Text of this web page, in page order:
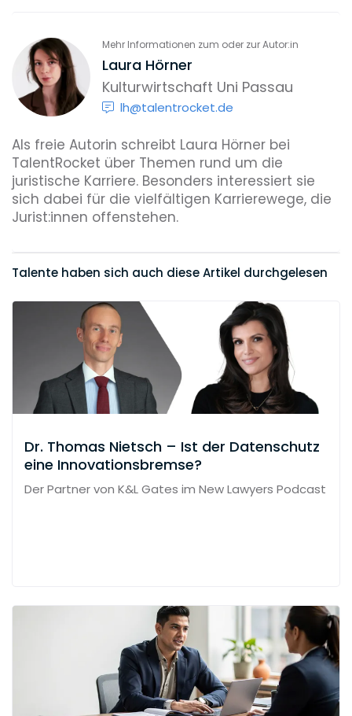
Mehr Informationen zum oder zur Autor:in
Laura Hörner
Kulturwirtschaft Uni Passau
lh@talentrocket.de
Als freie Autorin schreibt Laura Hörner bei
TalentRocket über Themen rund um die
juristische Karriere. Besonders interessiert sie
sich dabei für die vielfältigen Karrierewege, die
Jurist:innen offenstehen.
Talente haben sich auch diese Artikel durchgelesen
Dr. Thomas Nietsch – Ist der Datenschutz
eine Innovationsbremse?
Der Partner von K&L Gates im New Lawyers Podcast